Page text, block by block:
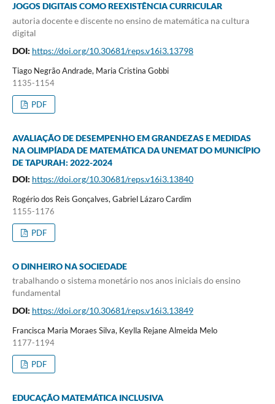
JOGOS DIGITAIS COMO REEXISTÊNCIA CURRICULAR
autoria docente e discente no ensino de matemática na cultura
digital
DOI: https://doi.org/10.30681/reps.v16i3.13798
Tiago Negrão Andrade, Maria Cristina Gobbi
1135-1154
PDF
AVALIAÇÃO DE DESEMPENHO EM GRANDEZAS E MEDIDAS
NA OLIMPÍADA DE MATEMÁTICA DA UNEMAT DO MUNICÍPIO
DE TAPURAH: 2022-2024
DOI: https://doi.org/10.30681/reps.v16i3.13840
Rogério dos Reis Gonçalves, Gabriel Lázaro Cardim
1155-1176
PDF
O DINHEIRO NA SOCIEDADE
trabalhando o sistema monetário nos anos iniciais do ensino
fundamental
DOI: https://doi.org/10.30681/reps.v16i3.13849
Francisca Maria Moraes Silva, Keylla Rejane Almeida Melo
1177-1194
PDF
EDUCAÇÃO MATEMÁTICA INCLUSIVA